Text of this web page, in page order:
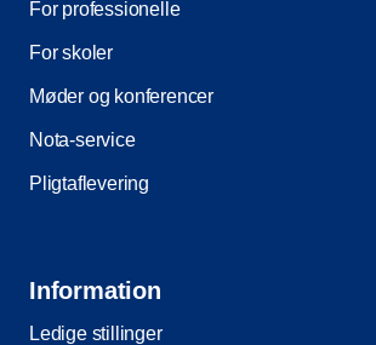
For professionelle
For skoler
Møder og konferencer
Nota-service
Pligtaflevering
Information
Ledige stillinger